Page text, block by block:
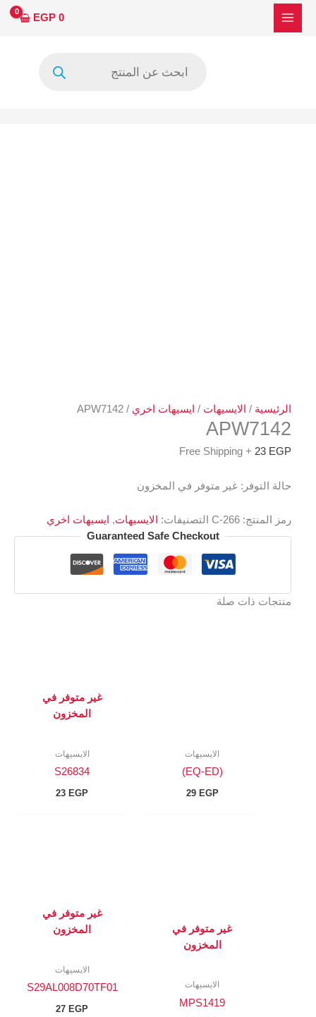
تخطي
0
EGP
الرئيسية / الايسيهات / ايسيهات اخري / APW7142
APW7142
23 EGP
+ Free Shipping
حالة التوفر: غير متوفر في المخزون
رمز المنتج: C-266 التصنيفات: الايسيهات,
ايسيهات اخري
Guaranteed Safe Checkout
منتجات ذات صلة
الايسيهات
(EQ-ED)
29 EGP
غير متوفر في
المخزون
الايسيهات
S26834
23 EGP
غير متوفر في
المخزون
الايسيهات
MPS1419
غير متوفر في
المخزون
الايسيهات
S29AL008D70TF01
27 EGP